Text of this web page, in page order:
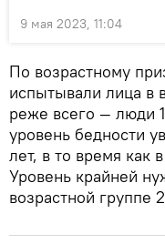
9 мая 2023, 11:04
По возрастному
испытывали лица в
реже всего — люди
уровень бедности
лет, в то время как
Уровень крайней
возрастной группе